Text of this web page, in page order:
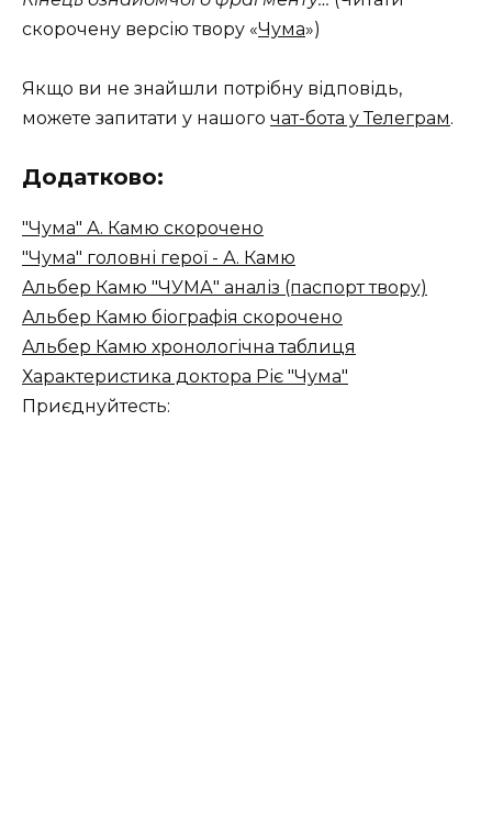
скорочену версію твору «Чума»)
Якщо ви не знайшли потрібну відповідь,
можете запитати у нашого чат-бота у Телеграм.
Додатково:
"Чума" А. Камю скорочено
"Чума" головні герої - А. Камю
Альбер Камю "ЧУМА" аналіз (паспорт твору)
Альбер Камю біографія скорочено
Альбер Камю хронологічна таблиця
Характеристика доктора Ріє "Чума"
Приєднуйтесть: